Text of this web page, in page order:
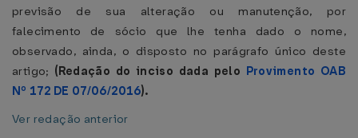
previsão de sua alteração ou manutenção, por
falecimento de sócio que lhe tenha dado o nome,
observado, ainda, o disposto no parágrafo único deste
artigo; (Redação do inciso dada pelo Provimento OAB
Nº 172 DE 07/06/2016).
Ver redação anterior